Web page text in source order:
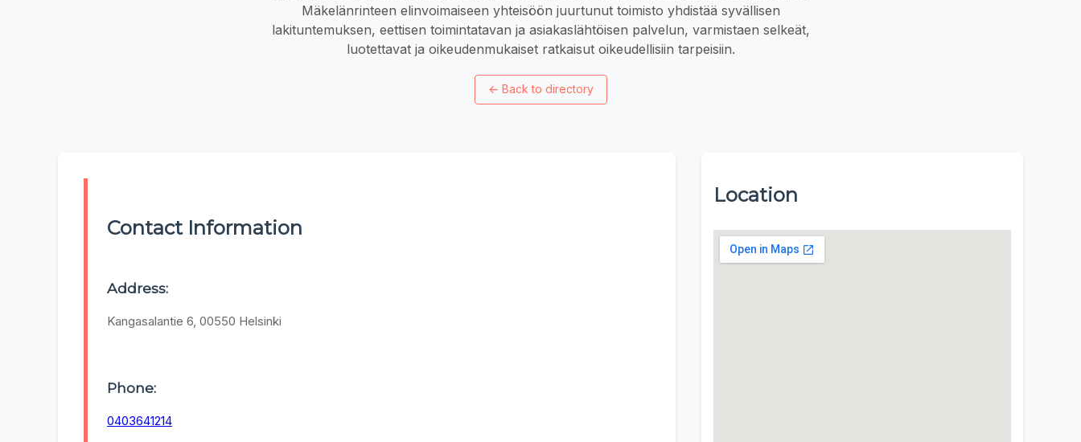
Mäkelänrinteen elinvoimaiseen yhteisöön juurtunut toimisto yhdistää syvällisen
lakituntemuksen, eettisen toimintatavan ja asiakaslähtöisen palvelun, varmistaen selkeät,
luotettavat ja oikeudenmukaiset ratkaisut oikeudellisiin tarpeisiin.
← Back to directory
Contact Information
Address:
Kangasalantie 6, 00550 Helsinki
Phone:
0403641214
Location